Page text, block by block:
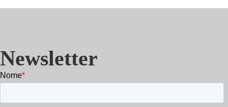
Newsletter